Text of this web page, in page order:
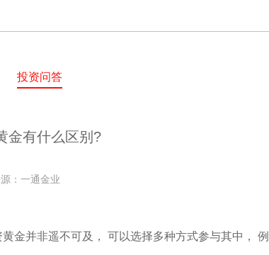
投资问答
金有什么区别?
：一通金业
金并非遥不可及， 可以选择多种方式参与其中，